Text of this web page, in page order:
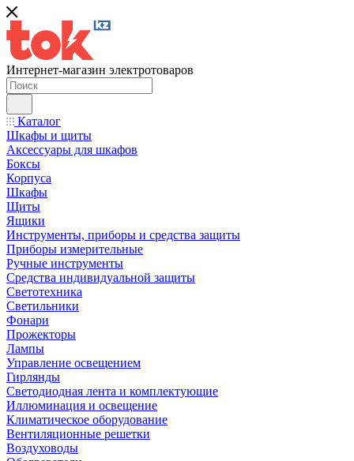
Интернет-магазин электротоваров
Каталог
Шкафы и щиты
Аксессуары для шкафов
Боксы
Корпуса
Шкафы
Щиты
Ящики
Инструменты, приборы и средства защиты
Приборы измерительные
Ручные инструменты
Средства индивидуальной защиты
Светотехника
Светильники
Фонари
Прожекторы
Лампы
Управление освещением
Гирлянды
Светодиодная лента и комплектующие
Иллюминация и освещение
Климатическое оборудование
Вентиляционные решетки
Воздуховоды